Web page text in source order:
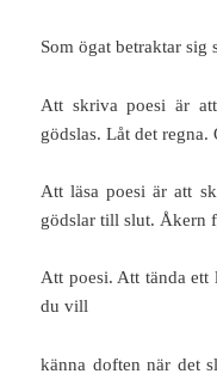
Som ögat betraktar sig
Att skriva poesi är
gödslas. Låt det regna.
Att läsa poesi är att
gödslar till slut. Åkern
Att poesi. Att tända ett
du vill
känna doften när det